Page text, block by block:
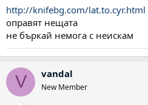
http://knifebg.com/lat.to.cyr.html
оправят нещата
не бъркай немога с неискам
V vandal
New Member